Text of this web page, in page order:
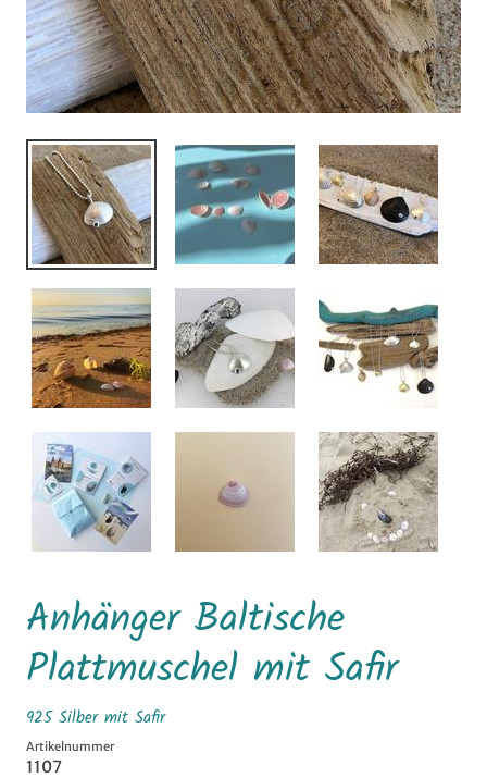
Anhänger Baltische
Plattmuschel mit Safir
925 Silber mit Safir
Artikelnummer
1107